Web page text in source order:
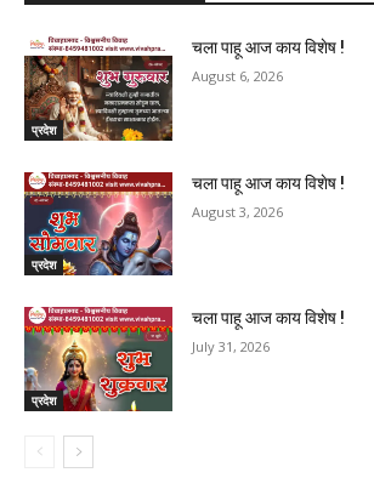
प्रदेश
चला पाहू आज काय विशेष !
August 6, 2026
प्रदेश
चला पाहू आज काय विशेष !
August 3, 2026
प्रदेश
चला पाहू आज काय विशेष !
July 31, 2026